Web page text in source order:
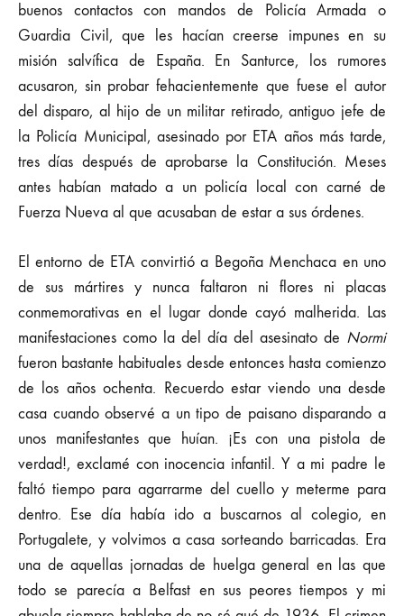
buenos contactos con mandos de Policía Armada o
Guardia Civil, que les hacían creerse impunes en su
misión salvífica de España. En Santurce, los rumores
acusaron, sin probar fehacientemente que fuese el autor
del disparo, al hijo de un militar retirado, antiguo jefe de
la Policía Municipal, asesinado por ETA años más tarde,
tres días después de aprobarse la Constitución. Meses
antes habían matado a un policía local con carné de
Fuerza Nueva al que acusaban de estar a sus órdenes.
El entorno de ETA convirtió a Begoña Menchaca en uno
de sus mártires y nunca faltaron ni flores ni placas
conmemorativas en el lugar donde cayó malherida. Las
manifestaciones como la del día del asesinato de Normi
fueron bastante habituales desde entonces hasta comienzo
de los años ochenta. Recuerdo estar viendo una desde
casa cuando observé a un tipo de paisano disparando a
unos manifestantes que huían. ¡Es con una pistola de
verdad!, exclamé con inocencia infantil. Y a mi padre le
faltó tiempo para agarrarme del cuello y meterme para
dentro. Ese día había ido a buscarnos al colegio, en
Portugalete, y volvimos a casa sorteando barricadas. Era
una de aquellas jornadas de huelga general en las que
todo se parecía a Belfast en sus peores tiempos y mi